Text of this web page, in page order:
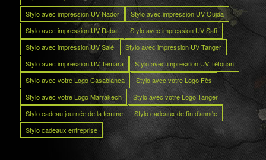
Stylo avec impression UV Nador
Stylo avec impression UV Oujda
Stylo avec impression UV Rabat
Stylo avec impression UV Safi
Stylo avec impression UV Salé
Stylo avec impression UV Tanger
Stylo avec impression UV Témara
Stylo avec impression UV Tétouan
Stylo avec votre Logo Casablanca
Stylo avec votre Logo Fès
Stylo avec votre Logo Marrakech
Stylo avec votre Logo Tanger
Stylo cadeau journée de la femme
Stylo cadeaux de fin d’année
Stylo cadeaux entreprise